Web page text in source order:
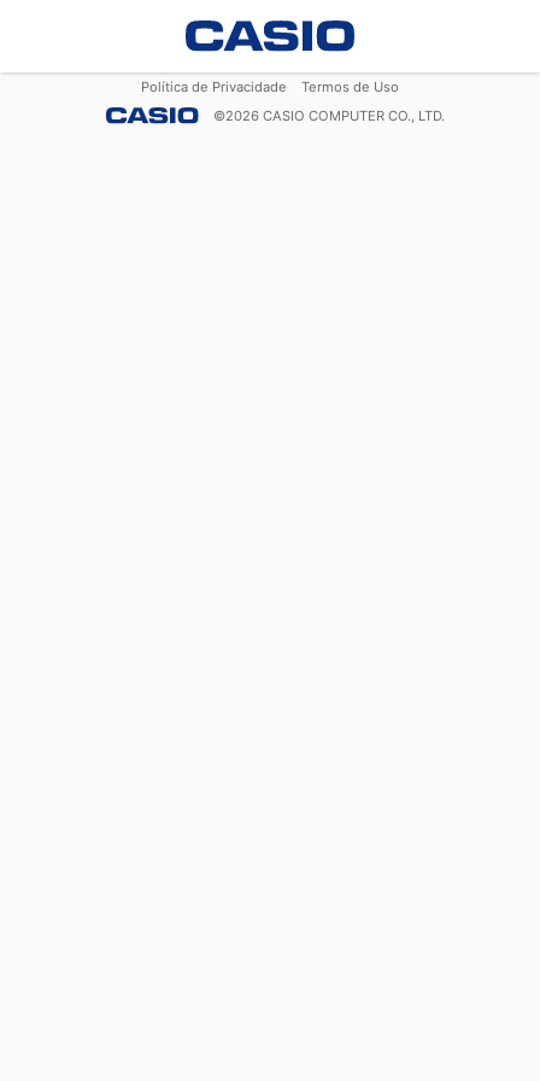
Política de Privacidade
Termos de Uso
©2026 CASIO COMPUTER CO., LTD.